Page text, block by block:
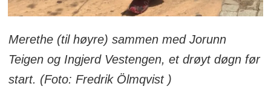
Merethe (til høyre) sammen med Jorunn
Teigen og Ingjerd Vestengen, et drøyt døgn før
start. (Foto: Fredrik Ölmqvist )